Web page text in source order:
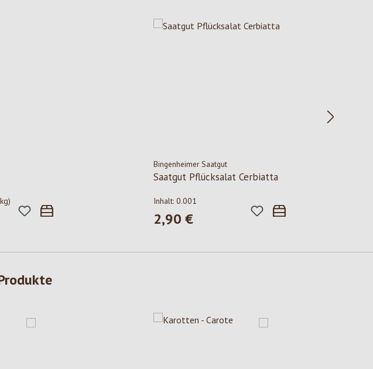
Bingenheimer Saatgut
Saatgut Pflücksalat Cerbiatta
Inhalt: 0.001
Regulärer Preis:
2,90 €